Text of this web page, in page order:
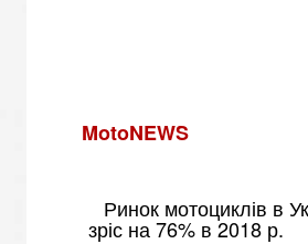
MotoNEWS
Ринок мотоциклів в
зріс на 76% в 2018 р.